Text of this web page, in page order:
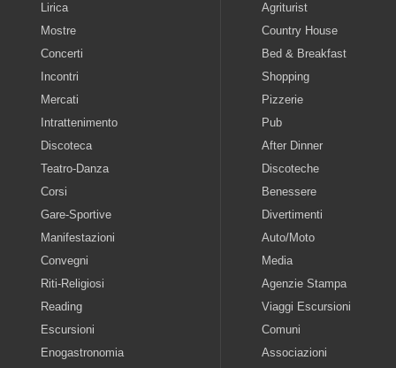
Lirica
Mostre
Concerti
Incontri
Mercati
Intrattenimento
Discoteca
Teatro-Danza
Corsi
Gare-Sportive
Manifestazioni
Convegni
Riti-Religiosi
Reading
Escursioni
Enogastronomia
Agriturist
Country House
Bed & Breakfast
Shopping
Pizzerie
Pub
After Dinner
Discoteche
Benessere
Divertimenti
Auto/Moto
Media
Agenzie Stampa
Viaggi Escursioni
Comuni
Associazioni